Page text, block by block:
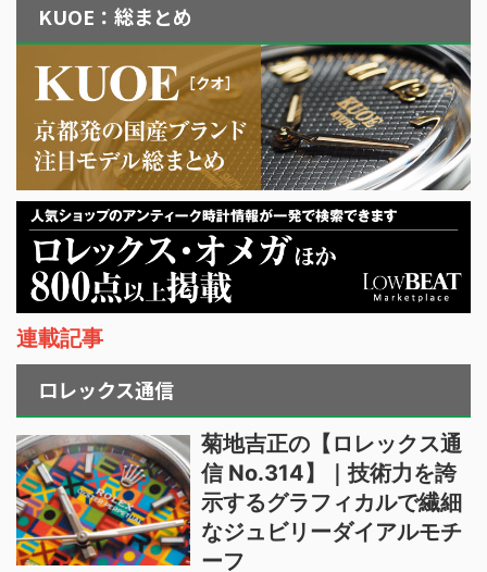
KUOE：総まとめ
連載記事
ロレックス通信
菊地吉正の【ロレックス通
信 No.314】｜技術力を誇
示するグラフィカルで繊細
なジュビリーダイアルモチ
ーフ